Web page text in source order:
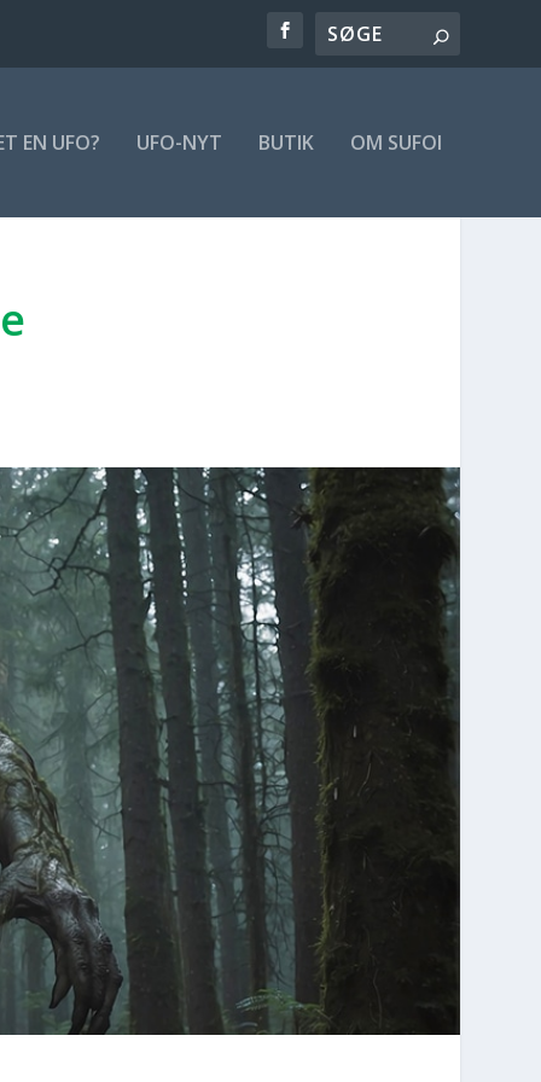
EN UFO? UFO-NYT BUTIK OM SUFOI